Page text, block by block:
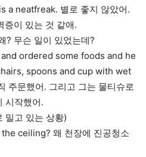
a neatfreak. 별로 좋지 않았어.
증이 있는 것 같애.
? 무슨 일이 있었는데?
ordered some foods and he
spoons and cup with wet
주문했어. 그리고 그는 물티슈로
시작했어.
밀고 있는 상황)
ceiling? 왜 천장에 진공청소